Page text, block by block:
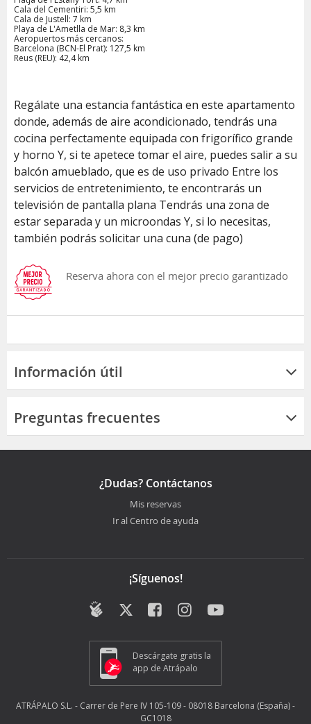
Cala del Cementiri: 5,5 km
Cala de Justell: 7 km
Playa de L'Ametlla de Mar: 8,3 km
Aeropuertos más cercanos:
Barcelona (BCN-El Prat): 127,5 km
Reus (REU): 42,4 km
Regálate una estancia fantástica en este apartamento
donde, además de aire acondicionado, tendrás una
cocina perfectamente equipada con frigorífico grande
y horno Y, si te apetece tomar el aire, puedes salir a su
balcón amueblado, que es de uso privado Entre los
servicios de entretenimiento, te encontrarás un
televisión de pantalla plana Tendrás una zona de
estar separada y un microondas Y, si lo necesitas,
también podrás solicitar una cuna (de pago)
Reserva ahora con el mejor precio garantizado
Información útil
Preguntas frecuentes
¿Dudas? Contáctanos
Mis reservas
Ir al Centro de ayuda
¡Síguenos!
Descárgate gratis la
app de Atrápalo
ATRÁPALO S.L. - Carrer de Pere IV 105-109 - 08018 Barcelona (España) -
GC1018